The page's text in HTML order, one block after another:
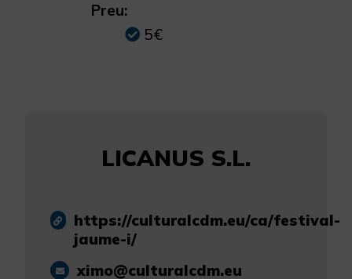
Preu:
5€
LICANUS S.L.
https://culturalcdm.eu/ca/festival-
jaume-i/
ximo@culturalcdm.eu